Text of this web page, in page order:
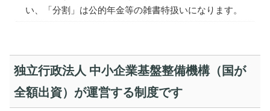
い、「分割」は公的年金等の雑書特扱いになります。
独立行政法人 中小企業基盤整備機構（国が
全額出資）が運営する制度です